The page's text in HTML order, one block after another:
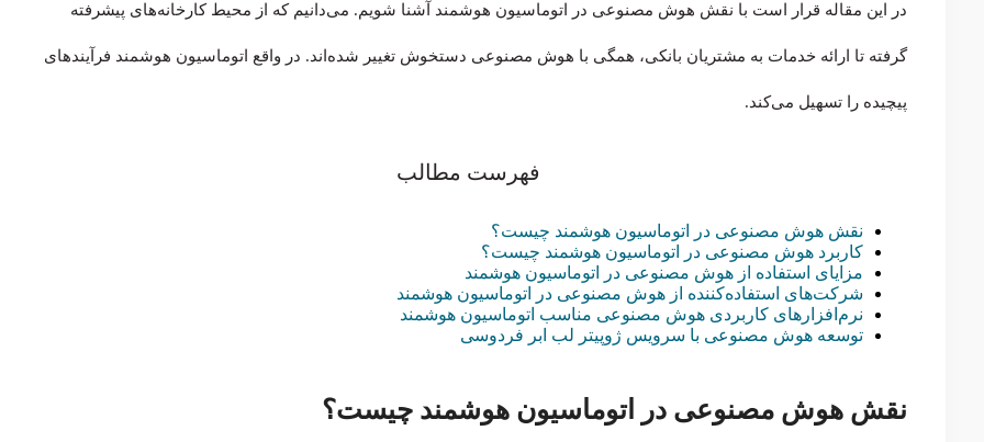
در این مقاله قرار است با نقش هوش مصنوعی در اتوماسیون هوشمند آشنا شویم. می‌دانیم که از محیط کارخانه‌های پیشرفته
گرفته تا ارائه خدمات به مشتریان بانکی، همگی با هوش مصنوعی دستخوش تغییر شده‌اند. در واقع اتوماسیون هوشمند فرآیندهای
پیچیده را تسهیل می‌کند.
فهرست مطالب
نقش هوش مصنوعی در اتوماسیون هوشمند چیست؟
کاربرد هوش مصنوعی در اتوماسیون هوشمند چیست؟
مزایای استفاده از هوش مصنوعی در اتوماسیون هوشمند
شرکت‌های استفاده‌کننده از هوش مصنوعی در اتوماسیون هوشمند
نرم‌افزارهای کاربردی هوش مصنوعی مناسب اتوماسیون هوشمند
توسعه هوش مصنوعی با سرویس ژوپیتر لب ابر فردوسی
نقش هوش مصنوعی در اتوماسیون هوشمند چیست؟